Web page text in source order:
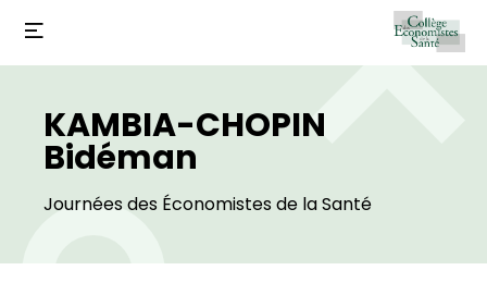
KAMBIA-CHOPIN
Bidéman
Journées des Économistes de la Santé